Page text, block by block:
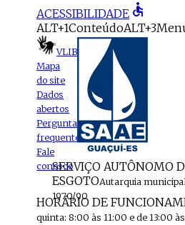
ACESSIBILIDADE accessible
ALT+1ConteúdoALT+3
VLIBRAS
Mapa
do site
Dados
abertos
Perguntas
frequentes
Fale
conosco
SERVIÇO AUTÔNOMO
ESGOTOAutarquia
1970/90
HORÁRIO DE
quinta: 8:00 às 11:00 e de 13:00